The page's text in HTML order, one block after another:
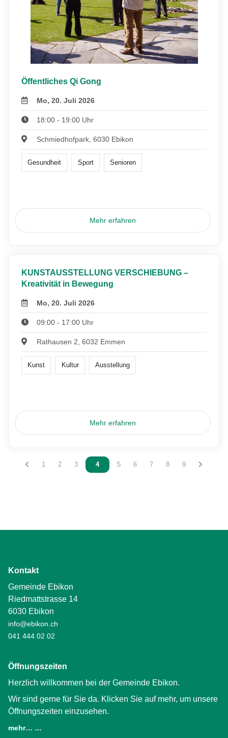
Öffentliches Qi Gong
Mo, 20. Juli 2026
18:00 - 19:00 Uhr
Schmiedhofpark, 6030 Ebikon
Gesundheit Sport Senioren
Mehr erfahren
KUNSTAUSSTELLUNG VERSCHIEBUNG –
Kreativität in Bewegung
Mo, 20. Juli 2026
09:00 - 17:00 Uhr
Rathausen 2, 6032 Emmen
Kunst Kultur Ausstellung
Mehr erfahren
Vous êtes sur la page
1 Vous êtes sur la page
2 Vous êtes sur la page
3 Vous êtes sur la page
4 Vous êtes sur la page
5 Vous êtes sur la page
6 Vous êtes sur la page
7 Vous êtes sur la
8 Vous êtes sur
9
Kontakt
Gemeinde Ebikon
Riedmattstrasse 14
6030 Ebikon
info@ebikon.ch
041 444 02 02
Öffnungszeiten
Herzlich willkommen bei der Gemeinde Ebikon.
Wir sind gerne für Sie da. Klicken Sie auf mehr, um unsere
Öffnungszeiten einzusehen.
mehr… …